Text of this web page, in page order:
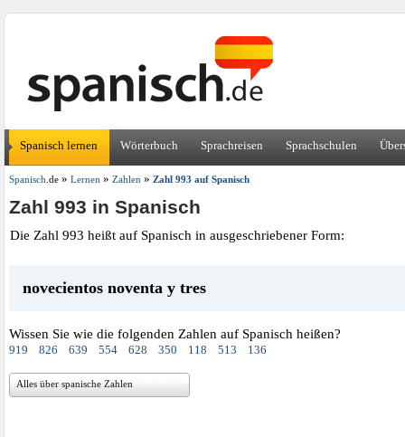
Spanisch lernen Wörterbuch Sprachreisen Sprachschulen
Spanisch .de» Lernen» Zahlen» Zahl 993 auf Spanisch
Zahl 993 in Spanisch
Die Zahl 993 heißt auf Spanisch in ausgeschriebener Form:
novecientos noventa y tres
Wissen Sie wie die folgenden Zahlen auf Spanisch heißen?
919 826 639 554 628 350 118 513 136
Alles über spanische Zahlen